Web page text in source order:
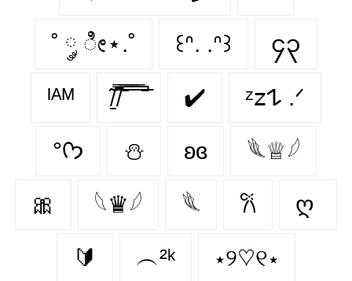
˚ ༘ ೀ⋆.˚ ꒰ᐢ. .ᐢ꒱ ၄၃
ᴵᴬᴹ ̸̱͂ ̸͆̿͞ ̄̿̄͞ ̿̅͞ ̿̅͞ ̄̚ ✔️ ᶻ𝗓𐰁 .ᐟ
°ᡣ𐭩 ⛄️ ʚɞ 𓆰♕𓆪
🎀 𓆩♛𓆪 𓆰 𐙚 ღ
🔰 ︵²ᵏ ⋆୨♡୧⋆